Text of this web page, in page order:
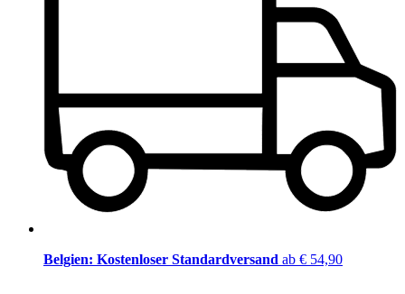
Belgien: Kostenloser Standardversand ab € 54,90